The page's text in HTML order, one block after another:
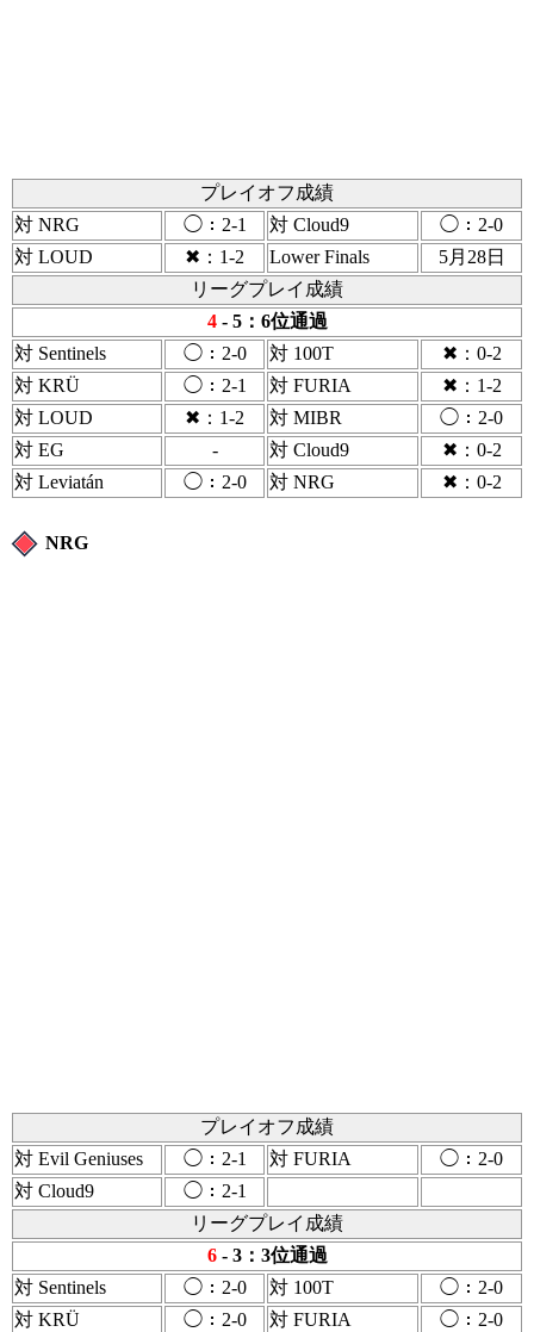
プレイオフ成績
対 NRG
◯：2-1 対 Cloud9
◯：2-0
対 LOUD
✖：1-2 Lower Finals
5月28日
リーグプレイ成績
4- 5：6位通過
対 Sentinels
◯：2-0 対 100T
✖：0-2
対 KRÜ
◯：2-1 対 FURIA
✖：1-2
対 LOUD
✖：1-2 対 MIBR
◯：2-0
対 EG
- 対 Cloud9
✖：0-2
対 Leviatán
◯：2-0 対 NRG ✖：0-2
NRG
プレイオフ成績
対 Evil Geniuses
◯：2-1 対 FURIA
◯：2-0
対 Cloud9
◯：2-1
リーグプレイ成績
6- 3：3位通過
対 Sentinels
◯：2-0 対 100T
◯：2-0
対 KRÜ
◯：2-0 対 FURIA ◯：2-0